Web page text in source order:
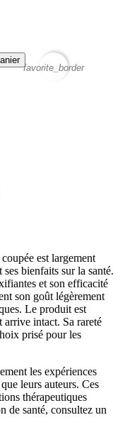
favorite_border
est largement
bienfaits sur la santé.
et son efficacité
son goût légèrement
Le produit est
intact. Sa rareté
prisé pour les
les expériences
leurs auteurs. Ces
thérapeutiques
de santé, consultez un